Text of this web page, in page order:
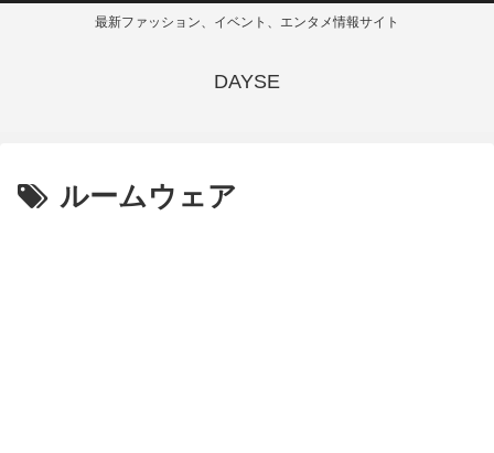
最新ファッション、イベント、エンタメ情報サイト
DAYSE
ルームウェア